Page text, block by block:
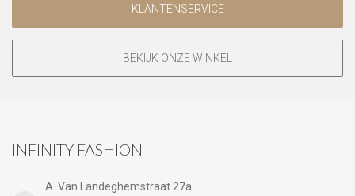
KLANTENSERVICE
BEKIJK ONZE WINKEL
INFINITY FASHION
A. Van Landeghemstraat 27a